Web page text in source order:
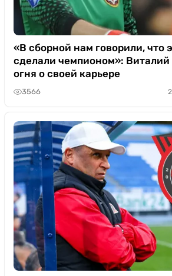
«В сборной нам говорили, что
сделали чемпионом»: Виталий
огня о своей карьере
3566